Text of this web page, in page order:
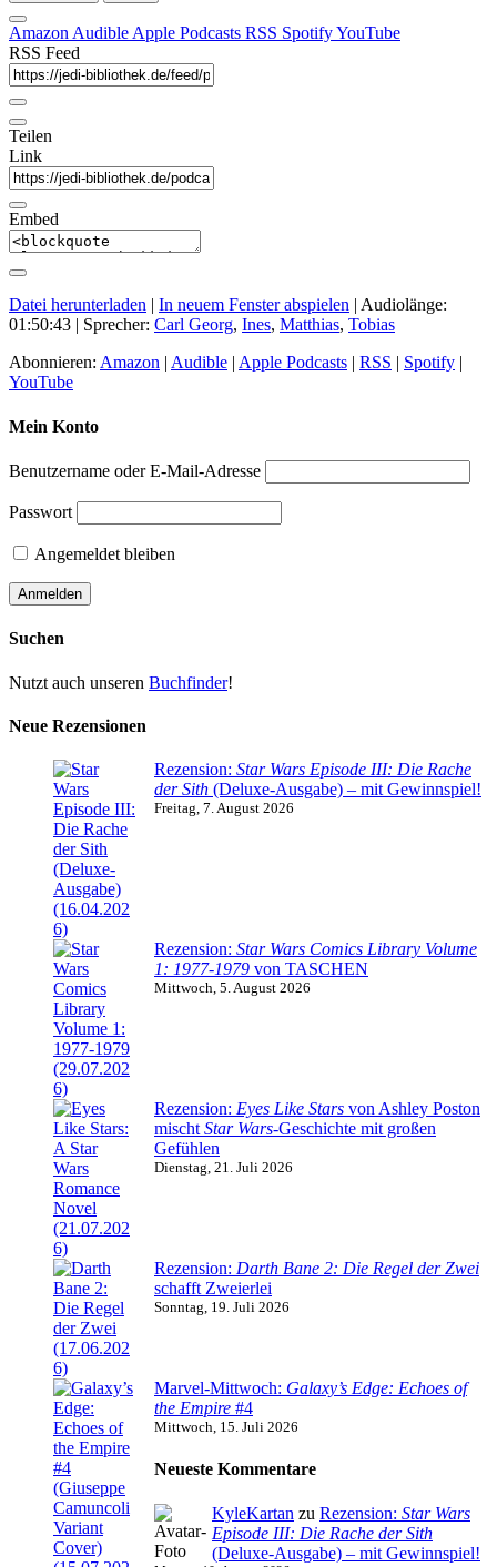
AmazonAudibleApple Podcasts RSS SpotifyYouTube
RSS Feed
Teilen
Link
Embed
Datei herunterladen In neuem Fenster abspielen Audiolänge:
01:50:43 | Sprecher: Carl Georg, Ines, Matthias, Tobias
Abonnieren: Amazon Audible Apple Podcasts RSS Spotify
YouTube
Mein Konto
Benutzername oder E-Mail-Adresse
Passwort
Angemeldet bleiben
Suchen
Nutzt auch unseren Buchfinder!
Neue Rezensionen
Rezension: Star Wars Episode III: Die Rache
der Sith (Deluxe-Ausgabe) – mit Gewinnspiel!
Freitag, 7. August 2026
Rezension: Star Wars Comics Library Volume
1: 1977-1979 von TASCHEN
Mittwoch, 5. August 2026
Rezension: Eyes Like Stars von Ashley Poston
mischt Star Wars-Geschichte mit großen
Gefühlen
Dienstag, 21. Juli 2026
Rezension: Darth Bane 2: Die Regel der Zwei
schafft Zweierlei
Sonntag, 19. Juli 2026
Marvel-Mittwoch: Galaxy’s Edge: Echoes of
the Empire #4
Mittwoch, 15. Juli 2026
Neueste Kommentare
KyleKartan zu Rezension: Star Wars
Episode III: Die Rache der Sith
(Deluxe-Ausgabe) – mit Gewinnspiel!